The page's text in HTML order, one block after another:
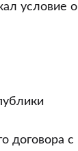
условие о
договора с